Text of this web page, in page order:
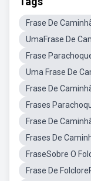
Frase De
UmaFrase De
Frase
Uma Frase De
Frase De
Frases
Frase De
Frases De
FraseSobre O
Frase De